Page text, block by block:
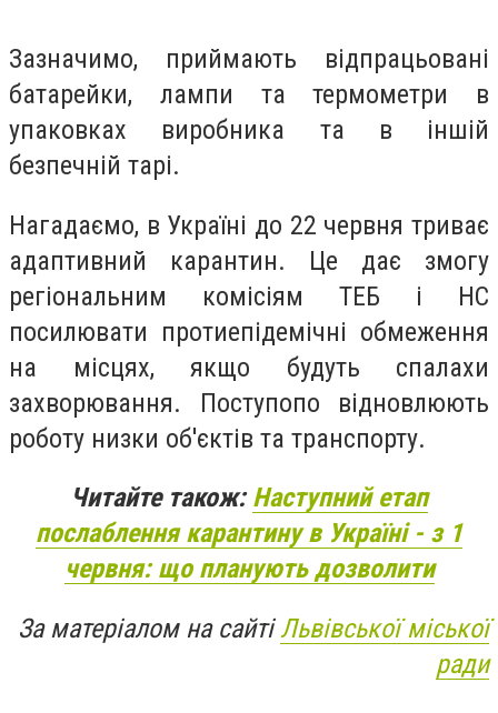
Зазначимо, приймають відпрацьовані
батарейки, лампи та термометри в
упаковках виробника та в іншій
безпечній тарі.
Нагадаємо, в Україні до 22 червня триває
адаптивний карантин. Це дає змогу
регіональним комісіям ТЕБ і НС
посилювати протиепідемічні обмеження
на місцях, якщо будуть спалахи
захворювання. Поступопо відновлюють
роботу низки об'єктів та транспорту.
Читайте також:Наступний етап
послаблення карантину в Україні - з 1
червня: що планують дозволити
За матеріалом на сайтіЛьвівської міської
ради